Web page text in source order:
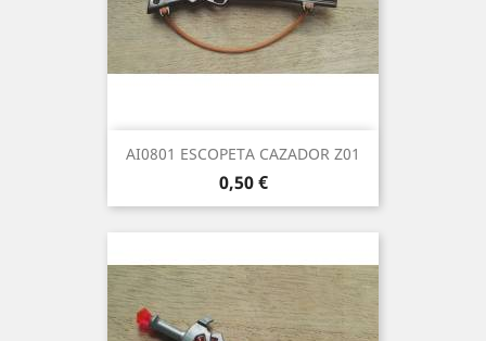
AI0801 ESCOPETA CAZADOR Z01
Precio
0,50 €